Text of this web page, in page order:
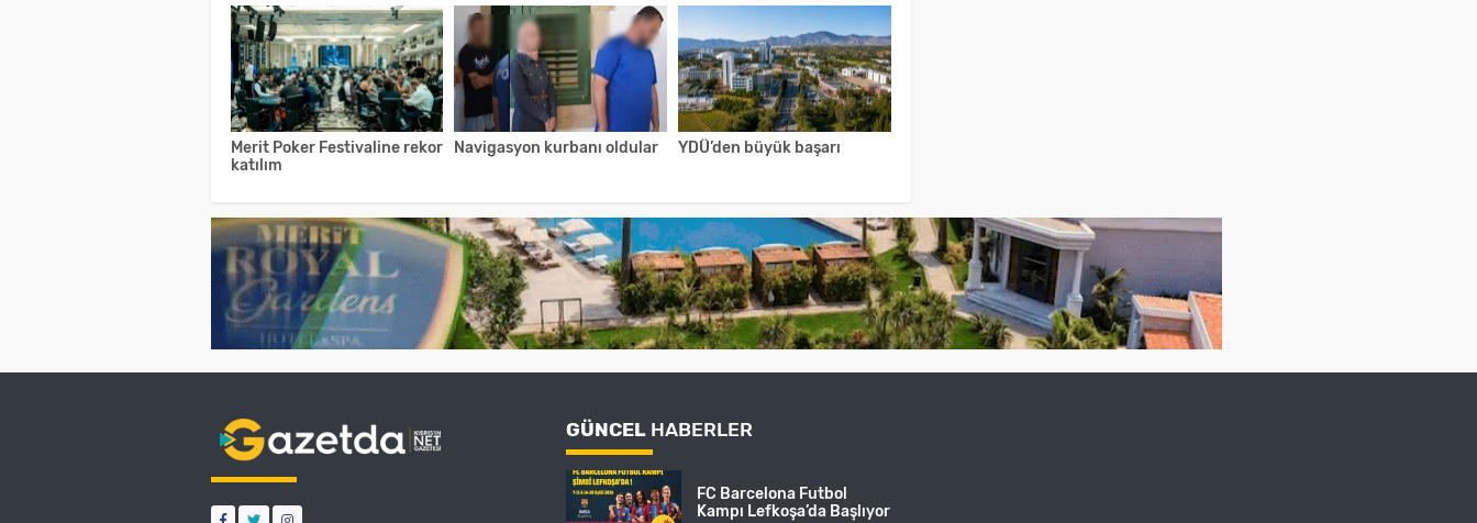
Merit Poker Festivaline rekor
katılım
Navigasyon kurbanı oldular YDÜ’den büyük başarı
GÜNCEL HABERLER
FC Barcelona Futbol
Kampı Lefkoşa’da Başlıyor